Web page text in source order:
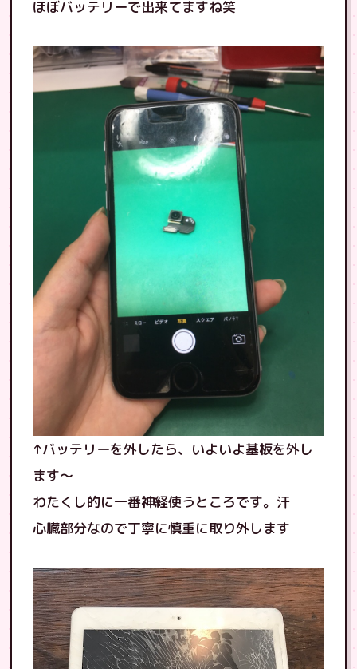
ほぼバッテリーで出来てますね笑
↑バッテリーを外したら、いよいよ基板を外し
ます〜
わたくし的に一番神経使うところです。汗
心臓部分なので丁寧に慎重に取り外します